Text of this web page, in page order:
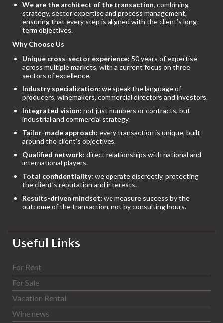
We are the architect of the transaction, combining
strategy, sector expertise and process management,
ensuring that every step is aligned with the client’s long-
term objectives.
Why Choose Us
Unique cross-sector experience: 50 years of expertise
across multiple markets, with a current focus on three
sectors of excellence.
Industry specialization: we speak the language of
producers, winemakers, commercial directors and investors.
Integrated vision: not just numbers or contracts, but
industrial and commercial strategy.
Tailor-made approach: every transaction is unique, built
around the client’s objectives.
Qualified network: direct relationships with national and
international players.
Total confidentiality: we operate discreetly, protecting
the client’s reputation and interests.
Results-driven mindset: we measure success by the
outcome of the transaction, not by consulting hours.
Useful Links
For Rent
For Sale
Vacation Rental
Wine news